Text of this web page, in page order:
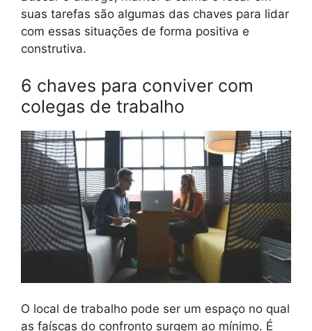
suas tarefas são algumas das chaves para lidar
com essas situações de forma positiva e
construtiva.
6 chaves para conviver com
colegas de trabalho
O local de trabalho pode ser um espaço no qual
as faíscas do confronto surgem ao mínimo. É